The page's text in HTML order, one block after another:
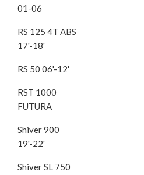
01-06
RS 125 4T ABS
17'-18'
RS 50 06'-12'
RST 1000
FUTURA
Shiver 900
19'-22'
Shiver SL 750